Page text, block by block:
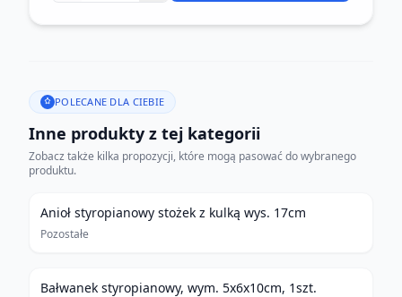
POLECANE DLA CIEBIE
Inne produkty z tej kategorii
Zobacz także kilka propozycji, które mogą pasować do wybranego
produktu.
Anioł styropianowy stożek z kulką wys. 17cm
Pozostałe
Bałwanek styropianowy, wym. 5x6x10cm, 1szt.